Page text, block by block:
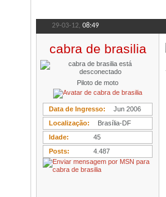
29-03-12, 08:49
cabra de brasilia
Piloto de moto
Data de Ingresso
Jun 2006
Localização
Brasília-DF
Idade
45
Posts
4.487